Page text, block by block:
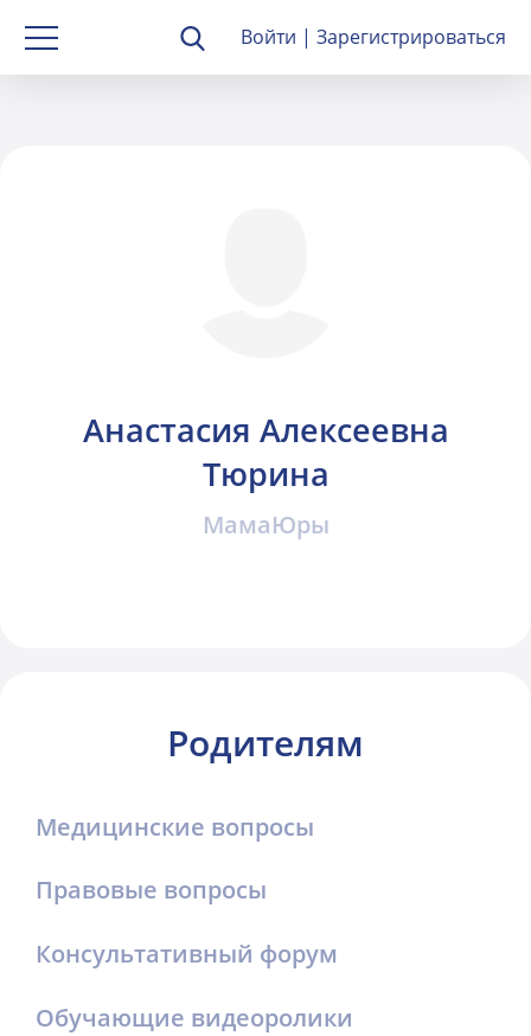
Войти | Зарегистрироваться
Анастасия Алексеевна
Тюрина
МамаЮры
Родителям
Медицинские вопросы
Правовые вопросы
Консультативный форум
Обучающие видеоролики